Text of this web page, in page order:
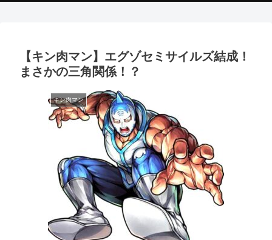
【キン肉マン】エグゾセミサイルズ結成！
まさかの三角関係！？
キン肉マン